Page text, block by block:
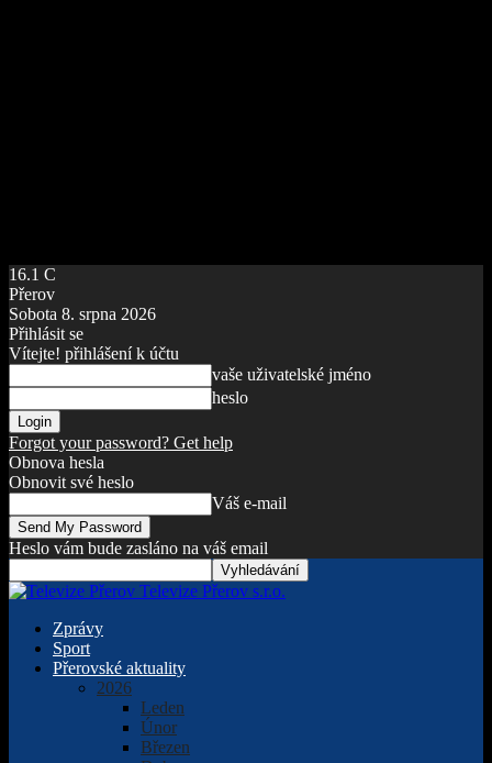
16.1 C
Přerov
Sobota 8. srpna 2026
Přihlásit se
Vítejte! přihlášení k účtu
vaše uživatelské jméno
heslo
Forgot your password? Get help
Obnova hesla
Obnovit své heslo
Váš e-mail
Heslo vám bude zasláno na váš email
Televize Přerov s.r.o.
Zprávy
Sport
Přerovské aktuality
2026
Leden
Únor
Březen